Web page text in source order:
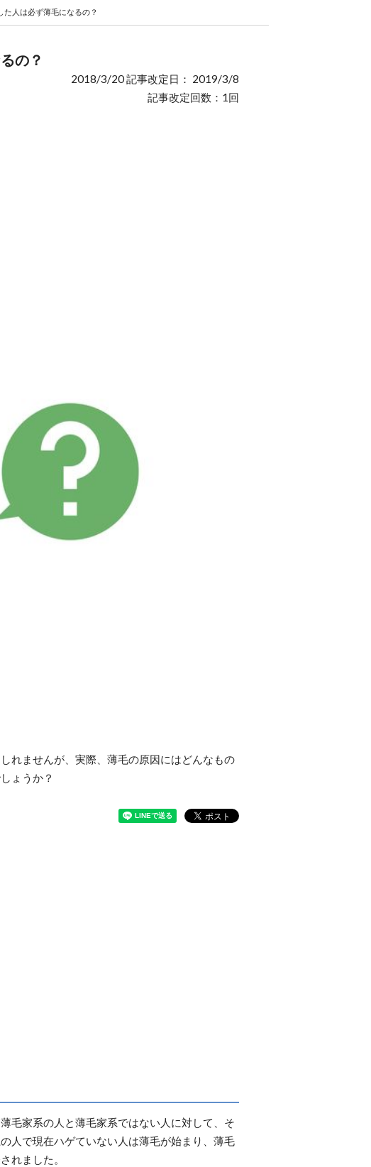
人は必ず薄毛になるの？
の？
2018/3/20 記事改定日： 2019/3/8
記事改定回数：1回
れませんが、実際、薄毛の原因にはどんなもの
ょうか？
毛家系の人と薄毛家系ではない人に対して、そ
人で現在ハゲていない人は薄毛が始まり、薄毛
れました。